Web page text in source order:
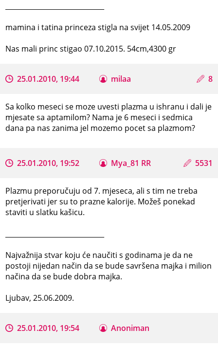
mamina i tatina princeza stigla na svijet 14.05.2009
Nas mali princ stigao 07.10.2015. 54cm,4300 gr
25.01.2010, 19:44 milaa 8
Sa kolko meseci se moze uvesti plazma u ishranu i dali je
mjesate sa aptamilom? Nama je 6 meseci i sedmica
dana pa nas zanima jel mozemo pocet sa plazmom?
25.01.2010, 19:52 Mya_81 RR 5531
Plazmu preporučuju od 7. mjeseca, ali s tim ne treba
pretjerivati jer su to prazne kalorije. Možeš ponekad
staviti u slatku kašicu.
Najvažnija stvar koju će naučiti s godinama je da ne
postoji nijedan način da se bude savršena majka i milion
načina da se bude dobra majka.
Ljubav, 25.06.2009.
25.01.2010, 19:54 Anoniman